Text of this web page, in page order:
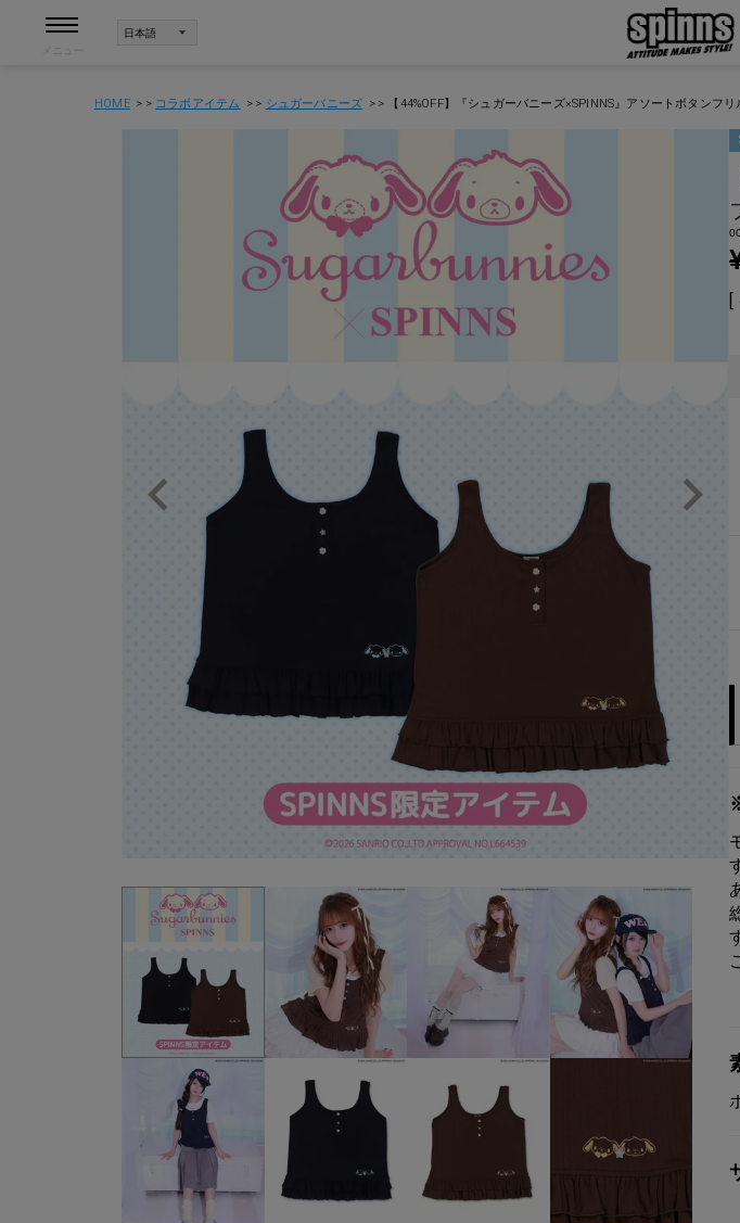
HOME コラボアイテム シュガーバニーズ 【44%OFF】『シュガーバニーズ×SPINNS』アソートボタンフ